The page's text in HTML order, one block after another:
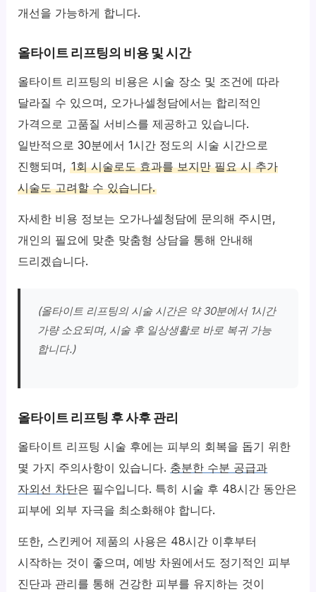
개선을 가능하게 합니다.
올타이트 리프팅의 비용 및 시간
올타이트 리프팅의 비용은 시술 장소 및 조건에 따라
달라질 수 있으며, 오가나셀청담에서는 합리적인
가격으로 고품질 서비스를 제공하고 있습니다.
일반적으로 30분에서 1시간 정도의 시술 시간으로
진행되며,1회 시술로도 효과를 보지만 필요 시 추가
시술도 고려할 수 있습니다.
자세한 비용 정보는 오가나셀청담에 문의해 주시면,
개인의 필요에 맞춘 맞춤형 상담을 통해 안내해
드리겠습니다.
(올타이트 리프팅의 시술 시간은 약 30분에서 1시간
가량 소요되며, 시술 후 일상생활로 바로 복귀 가능
합니다.)
올타이트 리프팅 후 사후 관리
올타이트 리프팅 시술 후에는 피부의 회복을 돕기 위한
몇 가지 주의사항이 있습니다. 충분한 수분 공급과
자외선 차단은 필수입니다. 특히 시술 후 48시간 동안은
피부에 외부 자극을 최소화해야 합니다.
또한, 스킨케어 제품의 사용은 48시간 이후부터
시작하는 것이 좋으며, 예방 차원에서도 정기적인 피부
진단과 관리를 통해 건강한 피부를 유지하는 것이